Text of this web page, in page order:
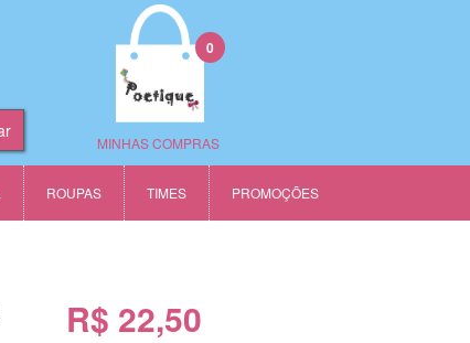
MINHAS COMPRAS
0
ROUPAS TIMES PROMOÇÕES
R$ 22,50